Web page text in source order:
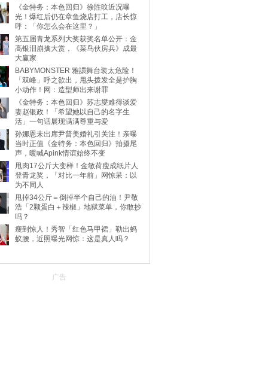
《金特务：本色回归》徐貹旼近况曝
光！爆红后仍在章鱼烧店打工，店长惊
呼：「你怎么会在这里？」
第五届青龙系列大奖获奖名单公开：金
高银泪崩擒大赏，《菜鸟伙房兵》成最
大赢家
BABYMONSTER 雅譞舞台装太危险！
「双峰」呼之欲出，甩头拨发全是护胸
小动作！网：造型师出来谢罪
《金特务：本色回归》苏志燮难得谈爱
妻赵银政！「希望她以自己的名字生
活」一句话展现满满尊重与爱
孙娜恩未出席尹普美婚礼引关注！亲曝
当时正值《金特务：本色回归》拍摄尾
声，暖喊Apink情谊始终不变
甩肉17公斤大变样！金敏荷瘦成纸片人
登青龙奖，「对比一年前」网惊呆：以
为不同人
甩掉34公斤＝倒掉半个自己的油！尹敬
浩「2颗蛋白＋辣椒」地狱菜单，你敢抄
吗？
瘦到惊人！秀智「红色马甲裙」勒出蚂
蚁腰，近照曝光网惊：这是真人吗？
广告